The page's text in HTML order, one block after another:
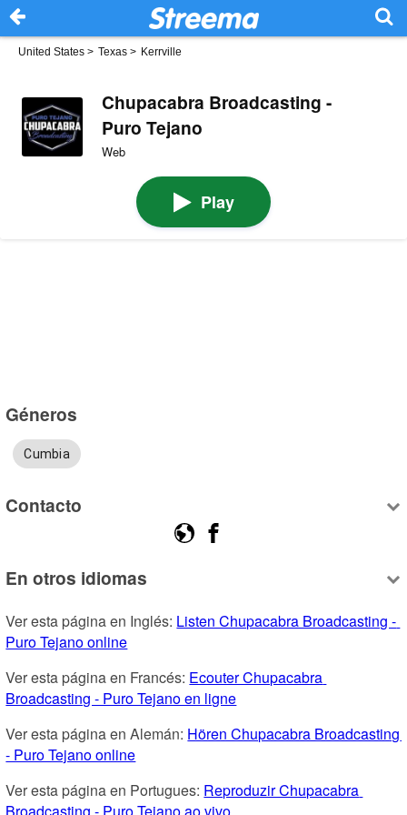
United States > Texas > Kerrville
Chupacabra Broadcasting -
Puro Tejano
Web
Play
Géneros
Cumbia
Contacto
En otros idiomas
Ver esta página en Inglés: Listen Chupacabra Broadcasting -
Puro Tejano online
Ver esta página en Francés: Ecouter Chupacabra
Broadcasting - Puro Tejano en ligne
Ver esta página en Alemán: Hören Chupacabra Broadcasting
- Puro Tejano online
Ver esta página en Portugues: Reproduzir Chupacabra
Broadcasting - Puro Tejano ao vivo